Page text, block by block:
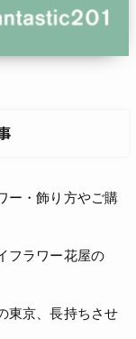
ー・飾り方やご購
フラワー花屋の
東京、長持ちさせ